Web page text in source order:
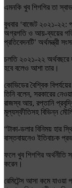
এমনকি খুব শিগগির তা
বুধবার ‘বাজেট ২০২১-২২:
অগ্রগতি ও আয়-ব্যয়ের
প্রতিবেদনটি’ অর্থমন্ত্রী
চলতি ২০২১-২২ অর্থবছরে
হবে বলেও আশা তার।
কোভিডের বৈশ্বিক
তিনি বলেন, সরকারের
রাজস্ব আয়, রপ্তানি
মূল্যস্ফীতিসহ বিভিন্ন
“টাকা-ডলার বিনিময় হার
বাস্তবায়নেও ইতিবাচক
ফলে খুব শিগগির অর্থনীতি
করেন।
রেমিটেন্স আসা কমে